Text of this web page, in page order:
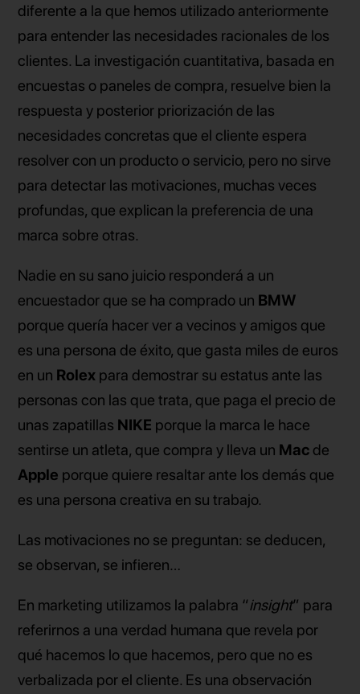
diferente a la que hemos utilizado anteriormente
para entender las necesidades racionales de los
clientes. La investigación cuantitativa, basada en
encuestas o paneles de compra, resuelve bien la
respuesta y posterior priorización de las
necesidades concretas que el cliente espera
resolver con un producto o servicio, pero no sirve
para detectar las motivaciones, muchas veces
profundas, que explican la preferencia de una
marca sobre otras.
Nadie en su sano juicio responderá a un
encuestador que se ha comprado un BMW
porque quería hacer ver a vecinos y amigos que
es una persona de éxito, que gasta miles de euros
en un Rolex para demostrar su estatus ante las
personas con las que trata, que paga el precio de
unas zapatillas NIKE porque la marca le hace
sentirse un atleta, que compra y lleva un Mac de
Apple porque quiere resaltar ante los demás que
es una persona creativa en su trabajo.
Las motivaciones no se preguntan: se deducen,
se observan, se infieren…
En marketing utilizamos la palabra “insight” para
referirnos a una verdad humana que revela por
qué hacemos lo que hacemos, pero que no es
verbalizada por el cliente. Es una observación